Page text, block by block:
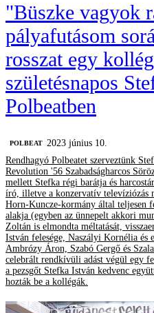
"Büszke vagyok
pályafutásom
rosszat egy
születésnapos
Polbeatben
‎POLBEAT 2023 június 10.
Rendhagyó Polbeatet szerveztünk
Revolution '56 Szabadságharcos
mellett Stefka régi barátja és
író, illetve a konzervatív televíziózás
Horn-Kuncze-kormány által teljesen
alakja (egyben az ünnepelt akkori
Zoltán is elmondta méltatását,
István felesége, Naszályi Kornélia és
Ambrózy Áron, Szabó Gergő és
celebrált rendkívüli adást végül egy
a pezsgőt Stefka István kedvenc
hozták be a kollégák.